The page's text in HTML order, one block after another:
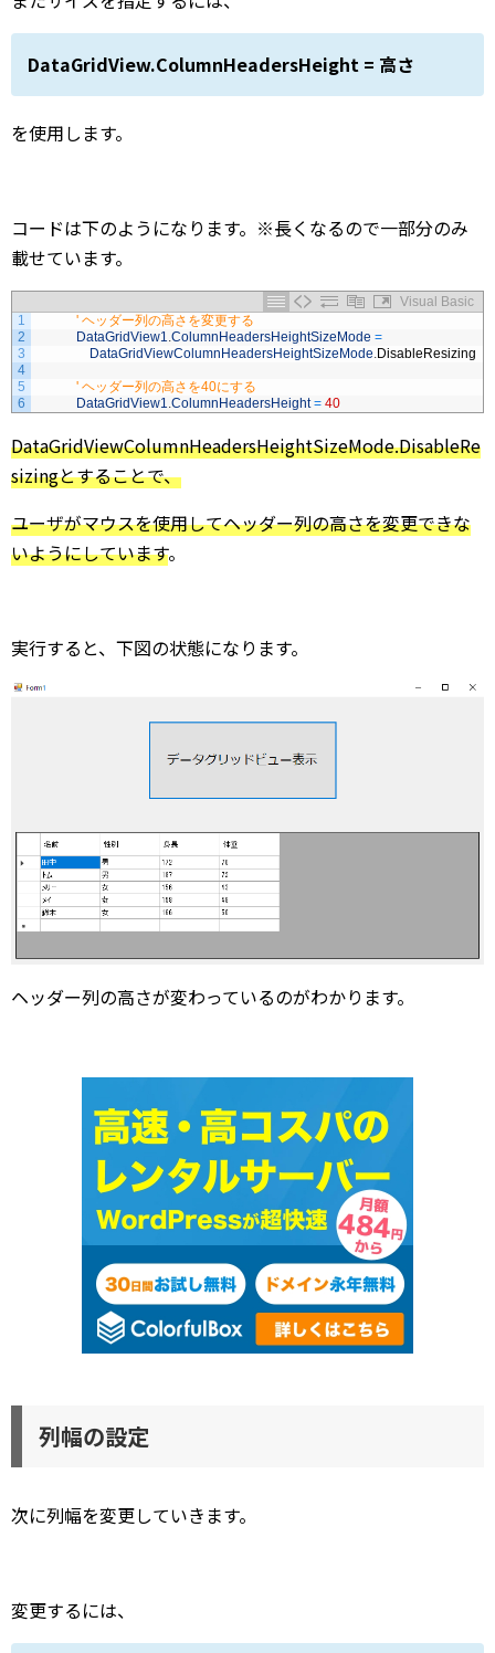
DataGridView.ColumnHeadersHeight = 高さ
を使用します。
コードは下のようになります。※長くなるので一部分のみ
載せています。
Visual Basic
1
2
3
4
5
6
' ヘッダー列の高さを変更する
DataGridView1.ColumnHeadersHeightSizeMode =
DataGridViewColumnHeadersHeightSizeMode.DisableResizing
' ヘッダー列の高さを40にする
DataGridView1.ColumnHeadersHeight = 40
DataGridViewColumnHeadersHeightSizeMode.DisableRe
sizingとすることで、
ユーザがマウスを使用してヘッダー列の高さを変更できな
いようにしています。
実行すると、下図の状態になります。
ヘッダー列の高さが変わっているのがわかります。
列幅の設定
次に列幅を変更していきます。
変更するには、